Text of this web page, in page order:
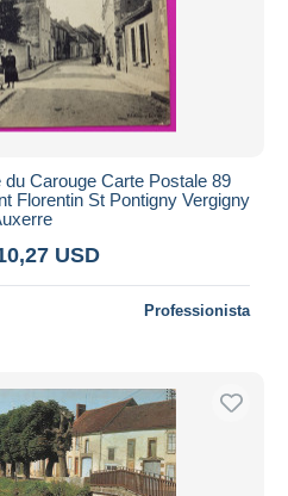
Carouge Carte Postale 89
Florentin St Pontigny Vergigny
USD
Professionista